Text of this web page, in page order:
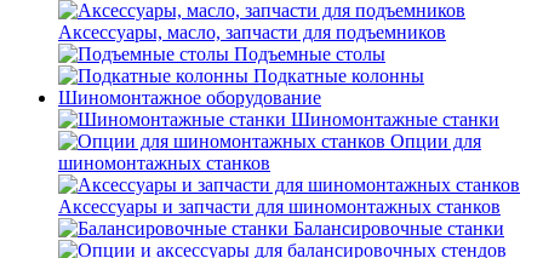
Аксессуары, масло, запчасти для подъемников
Подъемные столы
Подкатные колонны
Шиномонтажное оборудование
Шиномонтажные станки
Опции для
шиномонтажных станков
Аксессуары и запчасти для шиномонтажных станков
Балансировочные станки